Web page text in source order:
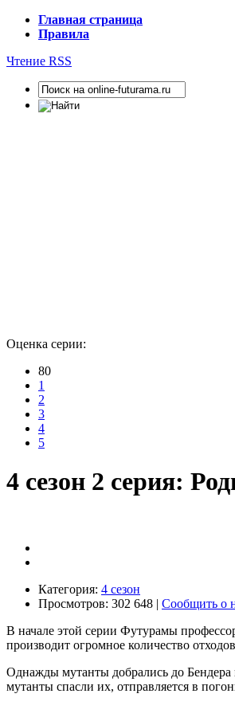
Главная страница
Правила
Чтение RSS
Оценка серии:
80
1
2
3
4
5
4 сезон 2 серия:
Категория: 4 сезон
Просмотров: 302 648 | Сообщить о
В начале этой серии Футурамы
производит огромное количество
Однажды мутанты добрались до Бендера
мутанты спасли их, отправляется в